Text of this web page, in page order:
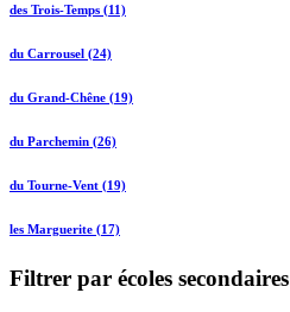
des Trois-Temps (11)
du Carrousel (24)
du Grand-Chêne (19)
du Parchemin (26)
du Tourne-Vent (19)
les Marguerite (17)
Filtrer par écoles secondaires